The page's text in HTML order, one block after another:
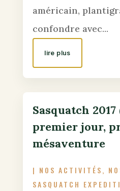
américain,
confondre avec...
lire plus
Sasquatch
premier jour,
mésaventure
| NOS ACTIVITÉS,
SASQUATCH